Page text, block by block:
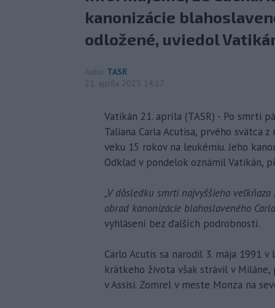
kanonizácie
odložené, uviedol
Autor TASR
21. apríla 2025 14:17
Vatikán 21. apríla (TASR) - Po smrti
Taliana Carla Acutisa, prvého svätca
veku 15 rokov na leukémiu. Jeho
Odklad v pondelok oznámil Vatikán,
„V dôsledku smrti najvyššieho
obrad kanonizácie blahoslaveného
vyhlásení bez ďalších podrobností.
Carlo Acutis sa narodil 3. mája 1991
krátkeho života však strávil v
v Assisi. Zomrel v meste Monza na